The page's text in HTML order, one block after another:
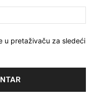
u pretaživaču za sledeći